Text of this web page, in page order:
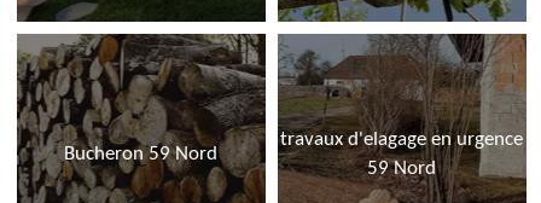
Bucheron 59 Nord
travaux d'elagage en urgence
59 Nord